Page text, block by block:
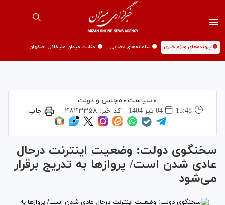
🟡 پرونده‌های ویژه خبری 🟡 سامانه‌های قضایی 🟡 جنایت میدان علیخانی اصفهان
سیاست
مجلس و دولت
15:48
04 تير 1404 کد خبر: ۴۸۴۳۳۵۸ چاپ
سخنگوی دولت: وضعیت اینترنت درحال
عادی شدن است/ پرواز‌ها به تدریج برقرار
می‌شود